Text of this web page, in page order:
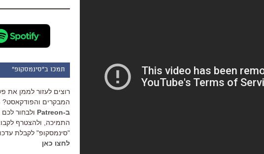
תמכו ב"סינמסקופ"
רוצים לעזור לממן את
המבקרים והפודקאסט?
ב-Patreon
ולבחור
התמיכה, ולהצטרף
"סינמסקופ" לקבלת
לחצו כאן